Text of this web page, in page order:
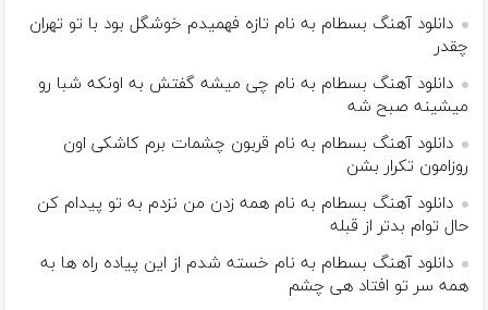
دانلود آهنگ بسطام به نام تازه فهمیدم خوشگل بود با تو تهران
چقدر
دانلود آهنگ بسطام به نام چی میشه گفتش به اونکه شبا رو
میشینه صبح شه
دانلود آهنگ بسطام به نام قربون چشمات برم کاشکی اون
روزامون تکرار بشن
دانلود آهنگ بسطام به نام همه زدن من نزدم به تو پیدام کن
حال توام بدتر از قبله
دانلود آهنگ بسطام به نام خسته شدم از این پیاده راه ها به
همه سر تو افتاد هی چشم